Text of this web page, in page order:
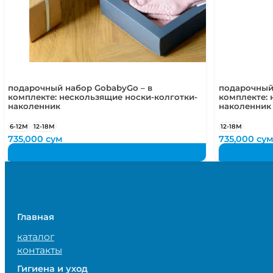
подарочный набор GobabyGo – в
комплекте: нескользящие носки-колготки-
наколенник
6-12М 12-18М
735,000сум
комплекте:
наколенник
12-18М
735,000 сум
Главная
каталог
контакты
Гигиена и уход